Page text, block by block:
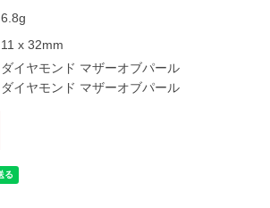
6.8g
11 x 32mm
ダイヤモンド マザーオブパール
ダイヤモンド マザーオブパール